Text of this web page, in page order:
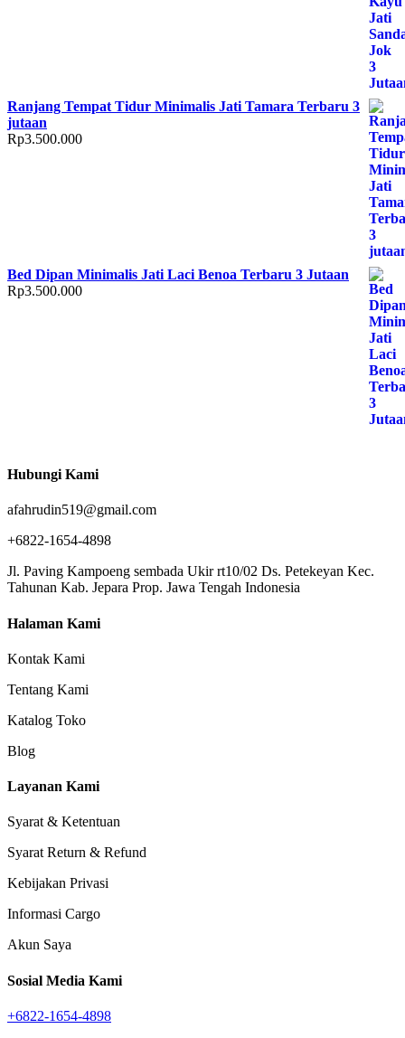
Ranjang Tempat Tidur Minimalis Jati Tamara Terbaru 3
jutaan
Rp3.500.000
Bed Dipan Minimalis Jati Laci Benoa Terbaru 3 Jutaan
Rp3.500.000
Hubungi Kami
afahrudin519@gmail.com
+6822-1654-4898
Jl. Paving Kampoeng sembada Ukir rt10/02 Ds. Petekeyan Kec.
Tahunan Kab. Jepara Prop. Jawa Tengah Indonesia
Halaman Kami
Kontak Kami
Tentang Kami
Katalog Toko
Blog
Layanan Kami
Syarat & Ketentuan
Syarat Return & Refund
Kebijakan Privasi
Informasi Cargo
Akun Saya
Sosial Media Kami
+6822-1654-4898